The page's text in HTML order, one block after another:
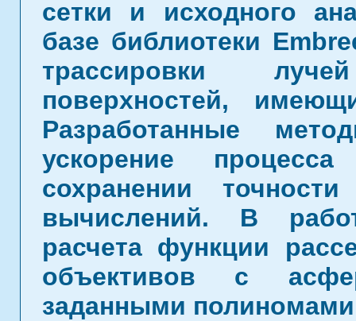
сетки и исходного
базе библиотеки
трассировки
поверхностей,
Разработанные
ускорение
сохранении
вычислений. В
расчета функции
объективов с
заданными